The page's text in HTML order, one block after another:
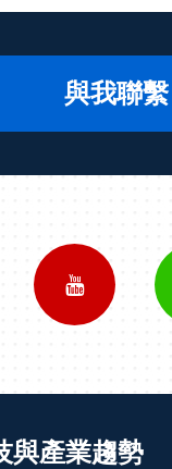
與我聯繫
與產業趨勢